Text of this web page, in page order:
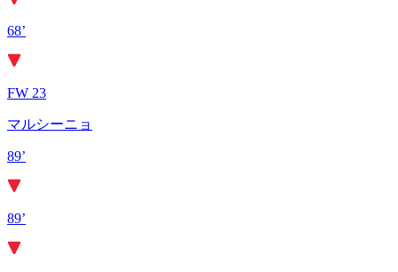
68’
FW 23
マルシーニョ
89’
89’